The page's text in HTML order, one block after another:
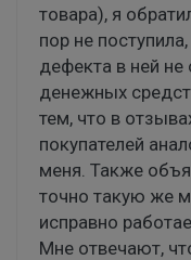
товара), я
пор не
дефекта в ней
денежных
тем, что в
покупателей
меня. Также
точно такую же
исправно
Мне отвечают,